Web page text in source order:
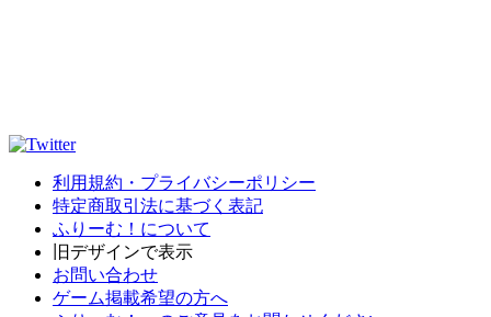
利用規約・プライバシーポリシー
特定商取引法に基づく表記
ふりーむ！について
旧デザインで表示
お問い合わせ
ゲーム掲載希望の方へ